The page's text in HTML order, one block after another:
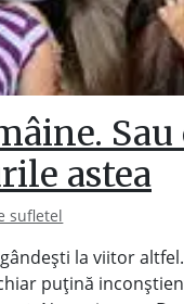
astea
sufletel
la viitor
puțină